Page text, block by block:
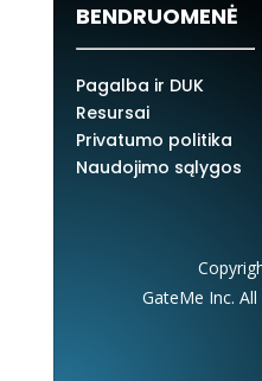
BENDRUOMENĖ
Pagalba ir DUK
Resursai
Privatumo politika
Naudojimo sąlygos
GateMe Inc. All